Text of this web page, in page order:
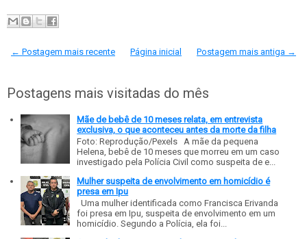
← Postagem mais recente Postagem mais antiga →
Página inicial
Postagens mais visitadas do mês
Mãe de bebê de 10 meses relata, em entrevista
exclusiva, o que aconteceu antes da morte da filha
Foto: Reprodução/Pexels A mãe da pequena
Helena, bebê de 10 meses que morreu em um caso
investigado pela Polícia Civil como suspeita de e...
Mulher suspeita de envolvimento em homicídio é
presa em Ipu
Uma mulher identificada como Francisca Erivanda
foi presa em Ipu, suspeita de envolvimento em um
homicídio. Segundo a Polícia, ela foi...